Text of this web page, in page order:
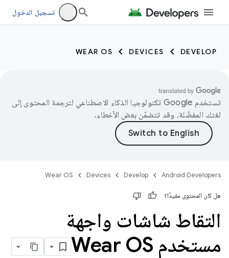
تسجيل الدخول
DEVELOP
DEVICES
WEAR OS
تستخدم Google تكنولوجيا الذكاء الاصطناعي لترجمة المحتوى إلى
لغتك المفضّلة، وقد تتضمّن بعض الأخطاء.
Android Developers
Develop
Devices
Wear OS
هل كان المحتوى مفيدًا؟
التقاط شاشات واجهة
مستخدم Wear OS